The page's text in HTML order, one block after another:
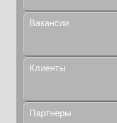
Вакансии
Клиенты
Партнеры